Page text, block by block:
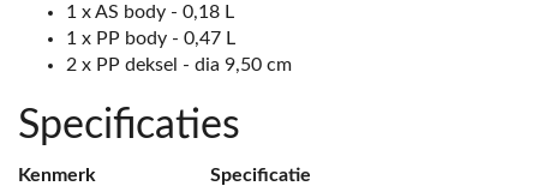
1 x AS body - 0,18 L
1 x PP body - 0,47 L
2 x PP deksel - dia 9,50 cm
Specificaties
Kenmerk
Specificatie